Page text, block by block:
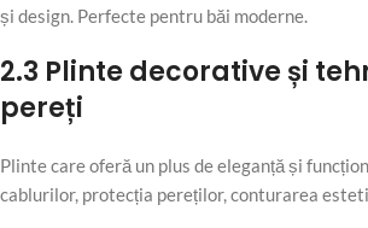
și design. Perfecte pentru băi moderne.
2.3 Plinte decorative și
pereți
Plinte care oferă un plus de eleganță și
cablurilor, protecția pereților, conturarea